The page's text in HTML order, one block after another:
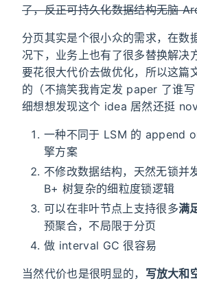
了，反正可持久化数据结构无脑
分页其实是个很小众的需求，在数
况下，业务上也有了很多替换解决
要花很大代价去做优化，所以这篇
的（不搞笑我肯定发 paper 了谁
细想想发现这个 idea 居然还挺
一种不同于 LSM 的 append
擎方案
不修改数据结构，天然无锁并
B+ 树复杂的细粒度锁逻辑
可以在非叶节点上支持很多满
预聚合，不局限于分页
做 interval GC 很容易
当然代价也是很明显的， 写放大和